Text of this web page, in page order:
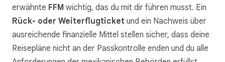
erwähnte FFM wichtig, das du mit dir führen musst. Ein
Rück- oder Weiterflugticket und ein Nachweis über
ausreichende finanzielle Mittel stellen sicher, dass deine
Reisepläne nicht an der Passkontrolle enden und du alle